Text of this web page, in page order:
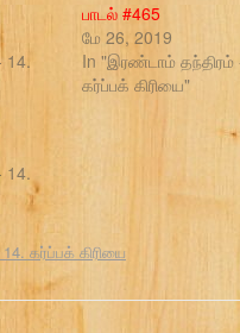
14.
பாடல் #465
மே 26, 2019
In "இரண்டாம் தந்திரம்
கர்ப்பக் கிரியை"
14.
கர்ப்பக் கிரியை